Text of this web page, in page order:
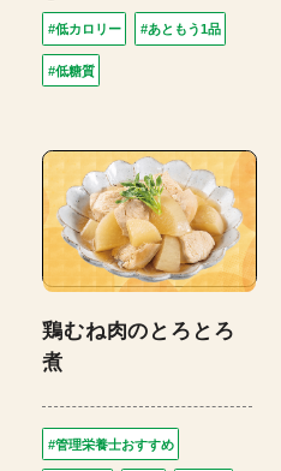
#低カロリー #あともう1品
#低糖質
鶏むね肉のとろとろ
煮
#管理栄養士おすすめ